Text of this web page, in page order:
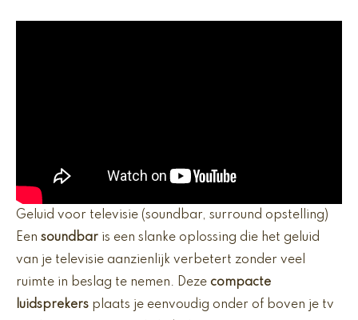
Geluid voor televisie (soundbar, surround opstelling)
Een soundbar is een slanke oplossing die het geluid
van je televisie aanzienlijk verbetert zonder veel
ruimte in beslag te nemen. Deze compacte
luidsprekers plaats je eenvoudig onder of boven je tv